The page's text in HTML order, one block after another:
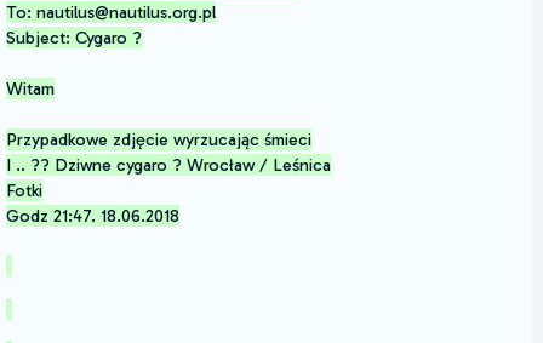
To: nautilus@nautilus.org.pl
Subject: Cygaro ?
Witam
Przypadkowe zdjęcie wyrzucając śmieci
I .. ?? Dziwne cygaro ? Wrocław / Leśnica
Fotki
Godz 21:47. 18.06.2018